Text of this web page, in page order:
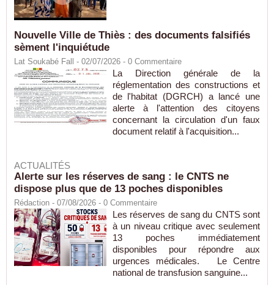
Nouvelle Ville de Thiès : des documents falsifiés
sèment l'inquiétude
Lat Soukabé Fall - 02/07/2026 - 0 Commentaire
La Direction générale de la
réglementation des constructions et
de l'habitat (DGRCH) a lancé une
alerte à l'attention des citoyens
concernant la circulation d'un faux
document relatif à l'acquisition...
ACTUALITÉS
Alerte sur les réserves de sang : le CNTS ne
dispose plus que de 13 poches disponibles
Rédaction - 07/08/2026 - 0 Commentaire
Les réserves de sang du CNTS sont
à un niveau critique avec seulement
13 poches immédiatement
disponibles pour répondre aux
urgences médicales. Le Centre
national de transfusion sanguine...